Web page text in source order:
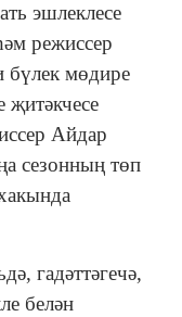
эшлеклесе
режиссер
бүлек мөдире
җитәкчесе
Айдар
сезонның төп
гадәттәгечә,
белән